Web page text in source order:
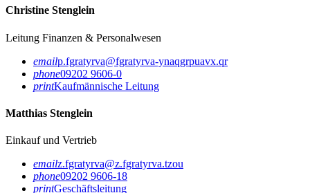
Christine Stenglein
Leitung Finanzen & Personalwesen
emailp.fgratyrva@fgratyrva-ynaqgrpuavx.qr
phone09202 9606-0
printKaufmännische Leitung
Matthias Stenglein
Einkauf und Vertrieb
emailz.fgratyrva@z.fgratyrva.tzou
phone09202 9606-18
printGeschäftsleitung